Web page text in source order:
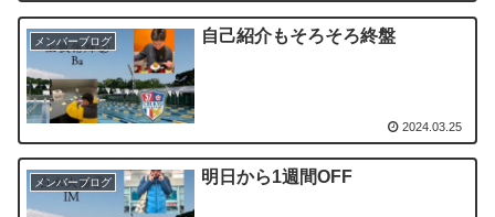
メンバーブログ 自己紹介もそろそろ終盤
2024.03.25
メンバーブログ 明日から1週間OFF